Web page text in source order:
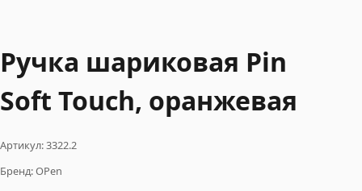
Ручка шариковая Pin
Soft Touch, оранжевая
Артикул: 3322.2
Бренд: OPen